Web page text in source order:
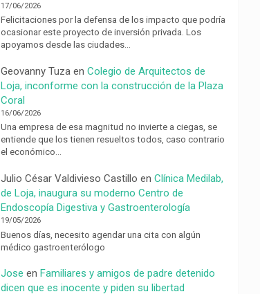
17/06/2026
Felicitaciones por la defensa de los impacto que podría
ocasionar este proyecto de inversión privada. Los
apoyamos desde las ciudades…
Geovanny Tuza enColegio de Arquitectos de
Loja, inconforme con la construcción de la Plaza
Coral
16/06/2026
Una empresa de esa magnitud no invierte a ciegas, se
entiende que los tienen resueltos todos, caso contrario
el económico…
Julio César Valdivieso Castillo enClínica Medilab,
de Loja, inaugura su moderno Centro de
Endoscopía Digestiva y Gastroenterología
19/05/2026
Buenos días, necesito agendar una cita con algún
médico gastroenterólogo
Jose enFamiliares y amigos de padre detenido
dicen que es inocente y piden su libertad